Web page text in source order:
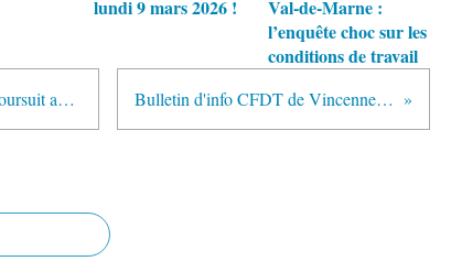
lundi 9 mars 2026 !
Val-de-Marne :
l’enquête choc sur les
conditions de travail
La mobilisation des agents se poursuit au Conseil départemental Bulletin d'info CFDT de Vincennes - N° 28 - Juin 2025